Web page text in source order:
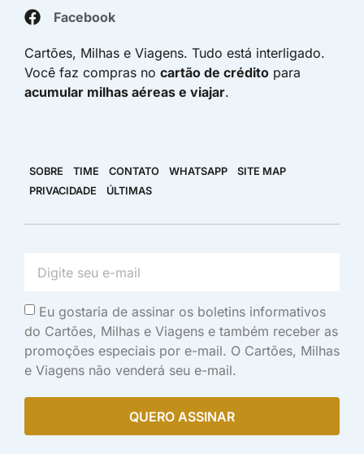
Facebook
Cartões, Milhas e Viagens. Tudo está interligado.
Você faz compras no cartão de crédito para
acumular milhas aéreas e viajar.
SOBRE TIME CONTATO WHATSAPP
SITE MAP
PRIVACIDADE
ÚLTIMAS
Eu gostaria de assinar os boletins informativos
do Cartões, Milhas e Viagens e também receber as
promoções especiais por e-mail. O Cartões, Milhas
e Viagens não venderá seu e-mail.
QUERO ASSINAR